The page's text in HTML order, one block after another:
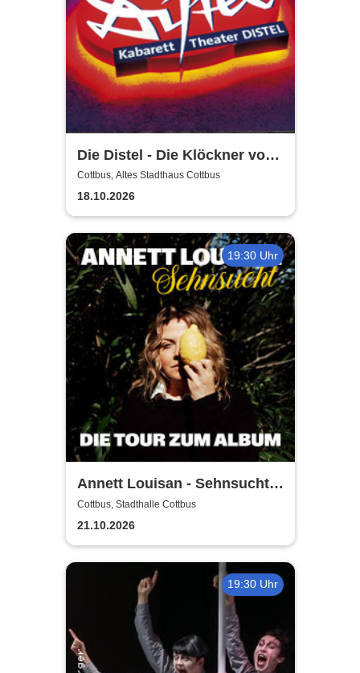
Die Distel - Die Klöckner von
Instagram
Cottbus, Altes Stadthaus Cottbus
18.10.2026
19:30 Uhr
Annett Louisan - Sehnsucht -
Live 2026
Cottbus, Stadthalle Cottbus
21.10.2026
19:30 Uhr